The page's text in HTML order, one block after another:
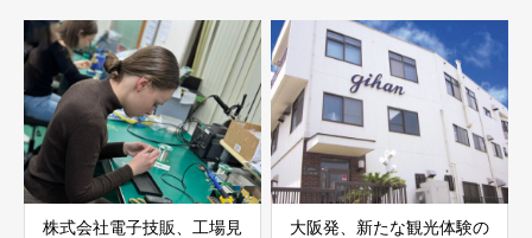
株式会社電子技販、工場見
大阪発、新たな観光体験の